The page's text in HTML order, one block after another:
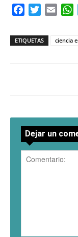
FacebookTwitterEmail
ETIQUETAS ciencia
Dejar un